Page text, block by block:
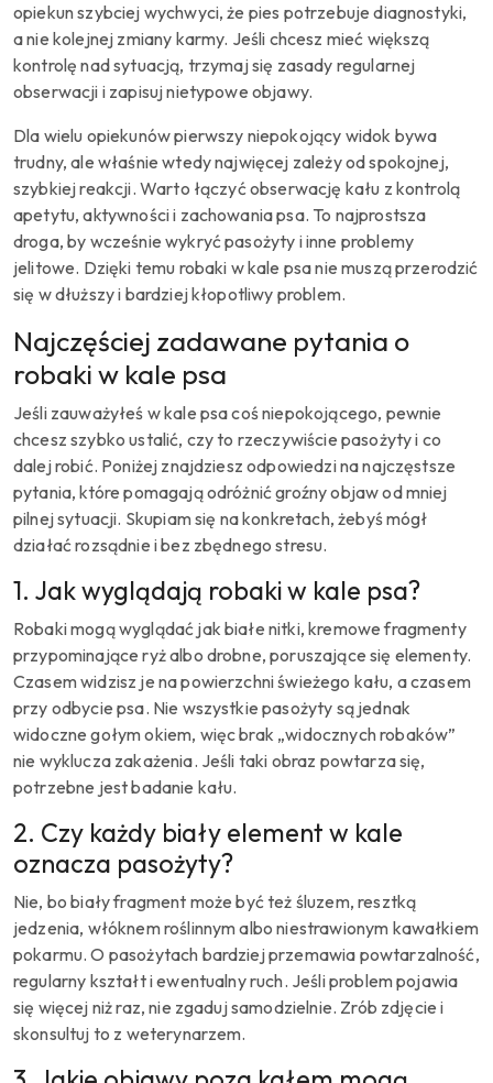
opiekun szybciej wychwyci, że pies potrzebuje diagnostyki,
a nie kolejnej zmiany karmy. Jeśli chcesz mieć większą
kontrolę nad sytuacją, trzymaj się zasady regularnej
obserwacji i zapisuj nietypowe objawy.
Dla wielu opiekunów pierwszy niepokojący widok bywa
trudny, ale właśnie wtedy najwięcej zależy od spokojnej,
szybkiej reakcji. Warto łączyć obserwację kału z kontrolą
apetytu, aktywności i zachowania psa. To najprostsza
droga, by wcześnie wykryć pasożyty i inne problemy
jelitowe. Dzięki temu robaki w kale psa nie muszą przerodzić
się w dłuższy i bardziej kłopotliwy problem.
Najczęściej zadawane pytania o
robaki w kale psa
Jeśli zauważyłeś w kale psa coś niepokojącego, pewnie
chcesz szybko ustalić, czy to rzeczywiście pasożyty i co
dalej robić. Poniżej znajdziesz odpowiedzi na najczęstsze
pytania, które pomagają odróżnić groźny objaw od mniej
pilnej sytuacji. Skupiam się na konkretach, żebyś mógł
działać rozsądnie i bez zbędnego stresu.
1. Jak wyglądają robaki w kale psa?
Robaki mogą wyglądać jak białe nitki, kremowe fragmenty
przypominające ryż albo drobne, poruszające się elementy.
Czasem widzisz je na powierzchni świeżego kału, a czasem
przy odbycie psa. Nie wszystkie pasożyty są jednak
widoczne gołym okiem, więc brak „widocznych robaków”
nie wyklucza zakażenia. Jeśli taki obraz powtarza się,
potrzebne jest badanie kału.
2. Czy każdy biały element w kale
oznacza pasożyty?
Nie, bo biały fragment może być też śluzem, resztką
jedzenia, włóknem roślinnym albo niestrawionym kawałkiem
pokarmu. O pasożytach bardziej przemawia powtarzalność,
regularny kształt i ewentualny ruch. Jeśli problem pojawia
się więcej niż raz, nie zgaduj samodzielnie. Zrób zdjęcie i
skonsultuj to z weterynarzem.